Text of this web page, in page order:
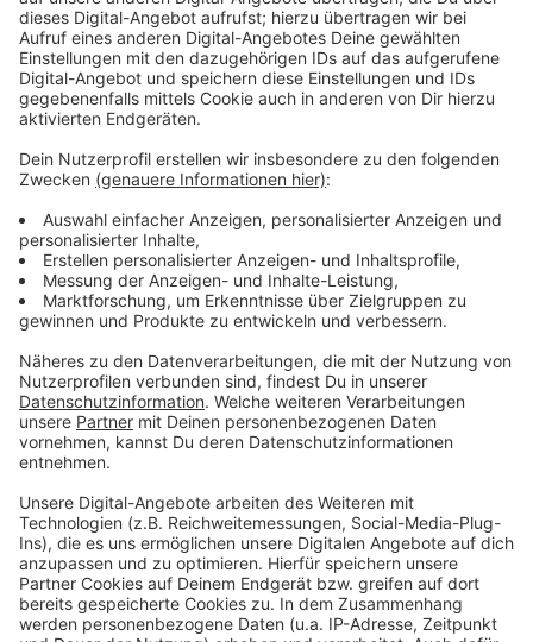
der Rheinbahn und auch das Wetter - insbesondere die
Windverhältnisse. Auch die Umweltspur wirke sich
positiv auf die Stickstoffdioxid-Belastung aus. Kritiker
hatten den positiven Effekt immer wieder in Frage
gestellt. Die Grenzwerte werden an folgenden
Straßen nicht überschritten: An der Cornelius-, der
Bernburger-, der Ludenberger- und an der Kaiserstraße.
Weitere Infos und Links zum Thema:
Pressemitteilung der Stadt!
Ergebnisse der Luftqualitätsmessungen für das
Jahr 2019 & eine Halbjahresbilanz 2020!
Tabelle mit einem Überblick über die
Luftmesswerte in Düsseldorf im Vergleich der
Jahre 2019 und 2020!
Anzeige